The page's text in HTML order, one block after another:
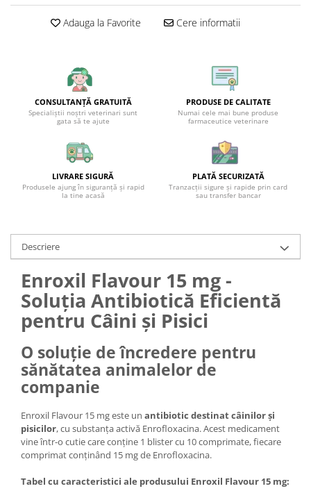
Adauga la Favorite Cere informatii
CONSULTANȚĂ GRATUITĂ
Specialiștii noștri veterinari sunt
gata să te ajute
PRODUSE DE CALITATE
Numai cele mai bune produse
farmaceutice veterinare
LIVRARE SIGURĂ
Produsele ajung în siguranță și rapid
la tine acasă
PLATĂ SECURIZATĂ
Tranzacții sigure și rapide prin card
sau transfer bancar
Descriere
Enroxil Flavour 15 mg -
Soluția Antibiotică Eficientă
pentru Câini și Pisici
O soluție de încredere pentru
sănătatea animalelor de
companie
Enroxil Flavour 15 mg este un antibiotic destinat câinilor și
pisicilor, cu substanța activă Enrofloxacina. Acest medicament
vine într-o cutie care conține 1 blister cu 10 comprimate, fiecare
comprimat conținând 15 mg de Enrofloxacina.
Tabel cu caracteristici ale produsului Enroxil Flavour 15 mg: